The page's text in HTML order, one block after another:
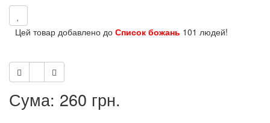
Цей товар добавлено до Список божань 101 людей!
Сума: 260 грн.